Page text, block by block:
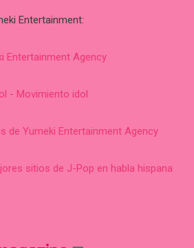
Entertainment:
Entertainment Agency
- Movimiento idol
de Yumeki Entertainment Agency
sitios de J-Pop en habla hispana